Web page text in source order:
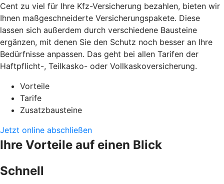
Cent zu viel für Ihre Kfz-Versicherung bezahlen, bieten wir
Ihnen maßgeschneiderte Versicherungspakete. Diese
lassen sich außerdem durch verschiedene Bausteine
ergänzen, mit denen Sie den Schutz noch besser an Ihre
Bedürfnisse anpassen. Das geht bei allen Tarifen der
Haftpflicht-, Teilkasko- oder Vollkaskoversicherung.
Vorteile
Tarife
Zusatzbausteine
Jetzt online abschließen
Ihre Vorteile auf einen Blick
Schnell